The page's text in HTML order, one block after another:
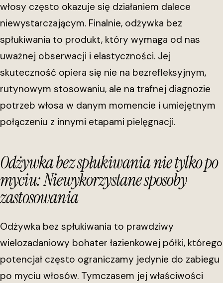
włosy często okazuje się działaniem dalece
niewystarczającym. Finalnie, odżywka bez
spłukiwania to produkt, który wymaga od nas
uważnej obserwacji i elastyczności. Jej
skuteczność opiera się nie na bezrefleksyjnym,
rutynowym stosowaniu, ale na trafnej diagnozie
potrzeb włosa w danym momencie i umiejętnym
połączeniu z innymi etapami pielęgnacji.
Odżywka bez spłukiwania nie tylko po
myciu: Niewykorzystane sposoby
zastosowania
Odżywka bez spłukiwania to prawdziwy
wielozadaniowy bohater łazienkowej półki, którego
potencjał często ograniczamy jedynie do zabiegu
po myciu włosów. Tymczasem jej właściwości